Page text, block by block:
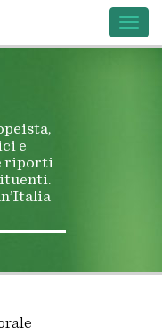
e
riporti